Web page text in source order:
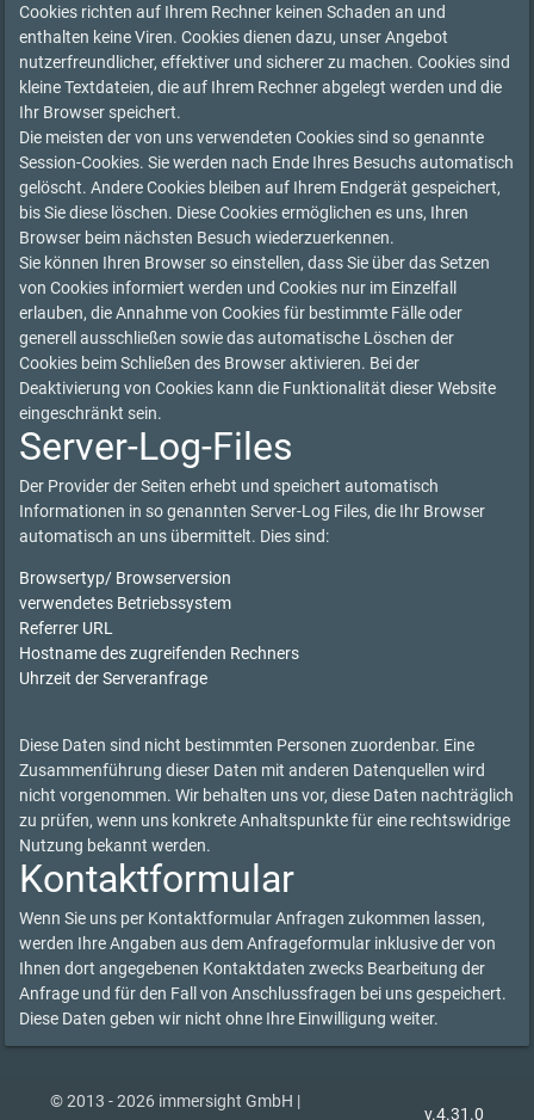
Cookies richten auf Ihrem Rechner keinen Schaden an und
enthalten keine Viren. Cookies dienen dazu, unser Angebot
nutzerfreundlicher, effektiver und sicherer zu machen. Cookies sind
kleine Textdateien, die auf Ihrem Rechner abgelegt werden und die
Ihr Browser speichert.
Die meisten der von uns verwendeten Cookies sind so genannte
Session-Cookies. Sie werden nach Ende Ihres Besuchs automatisch
gelöscht. Andere Cookies bleiben auf Ihrem Endgerät gespeichert,
bis Sie diese löschen. Diese Cookies ermöglichen es uns, Ihren
Browser beim nächsten Besuch wiederzuerkennen.
Sie können Ihren Browser so einstellen, dass Sie über das Setzen
von Cookies informiert werden und Cookies nur im Einzelfall
erlauben, die Annahme von Cookies für bestimmte Fälle oder
generell ausschließen sowie das automatische Löschen der
Cookies beim Schließen des Browser aktivieren. Bei der
Deaktivierung von Cookies kann die Funktionalität dieser Website
eingeschränkt sein.
Server-Log-Files
Der Provider der Seiten erhebt und speichert automatisch
Informationen in so genannten Server-Log Files, die Ihr Browser
automatisch an uns übermittelt. Dies sind:
Browsertyp/ Browserversion
verwendetes Betriebssystem
Referrer URL
Hostname des zugreifenden Rechners
Uhrzeit der Serveranfrage
Diese Daten sind nicht bestimmten Personen zuordenbar. Eine
Zusammenführung dieser Daten mit anderen Datenquellen wird
nicht vorgenommen. Wir behalten uns vor, diese Daten nachträglich
zu prüfen, wenn uns konkrete Anhaltspunkte für eine rechtswidrige
Nutzung bekannt werden.
Kontaktformular
Wenn Sie uns per Kontaktformular Anfragen zukommen lassen,
werden Ihre Angaben aus dem Anfrageformular inklusive der von
Ihnen dort angegebenen Kontaktdaten zwecks Bearbeitung der
Anfrage und für den Fall von Anschlussfragen bei uns gespeichert.
Diese Daten geben wir nicht ohne Ihre Einwilligung weiter.
© 2013 - 2026 immersight GmbH |
v.4.31.0